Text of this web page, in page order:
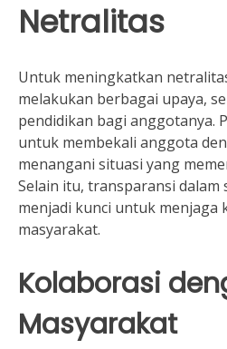
Netralitas
Untuk meningkatkan
melakukan berbagai upaya,
pendidikan bagi anggotanya.
untuk membekali anggota
menangani situasi yang
Selain itu, transparansi dalam
menjadi kunci untuk menjaga
masyarakat.
Kolaborasi
Masyarakat